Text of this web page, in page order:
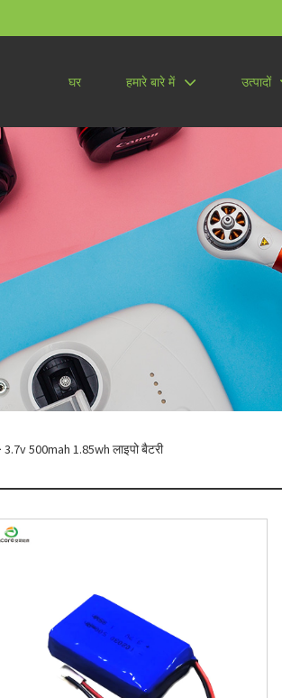
घर हमारे बारे में उत्पादों
500mah 1.85wh लाइपो बैटरी